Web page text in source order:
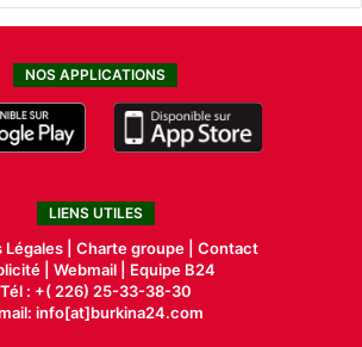
NOS APPLICATIONS
LIENS UTILES
| Charte groupe | Contact
| Webmail |
Equipe B24
Tél : +( 226) 25-33-38-30
info[at]burkina24.com